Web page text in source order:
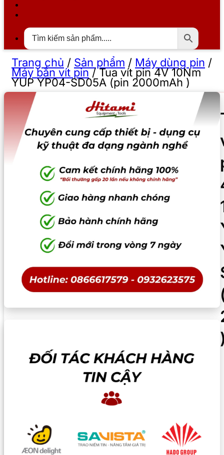
Trang chủ / Sản phẩm / Máy dùng pin /
Máy bắn vít pin/Tua vít pin 4V 10Nm
YUP YP04-SD05A (pin 2000mAh )